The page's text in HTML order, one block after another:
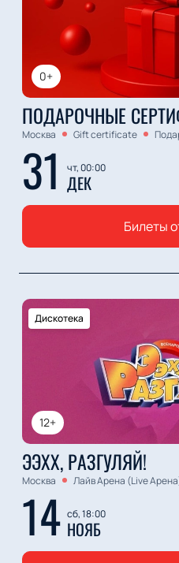
0+
ПОДАРОЧНЫЕ
Москва Gift certificate
31 чт, 00:00
ДЕК
Билеты
12+
Дискотека
ЭЭХХ, РАЗГУЛЯЙ!
Москва Лайв Арена (Live
14 сб, 18:00
НОЯБ